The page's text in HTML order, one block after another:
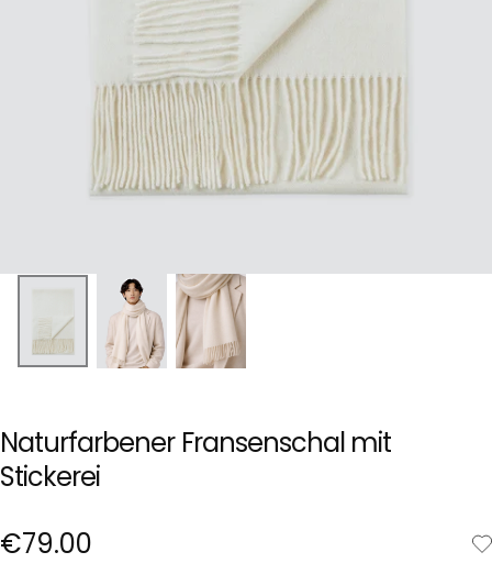
Naturfarbener Fransenschal mit
Stickerei
€79.00
Regulärer
€79.00